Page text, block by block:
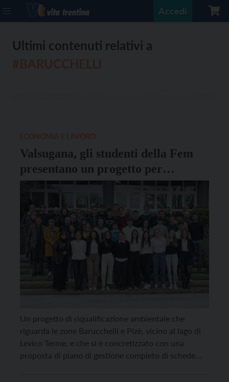
Accedi
Ultimi contenuti relativi a
Valsugana, gli studenti della Fem
presentano un progetto per
valorizzare le zone Barucchelli e
Un progetto di riqualificazione ambientale che
riguarda le zone Barucchelli e Pizè, vicino al lago di
Levico Terme, e che si è concretizzato con una
proposta di piano di gestione completo di schede